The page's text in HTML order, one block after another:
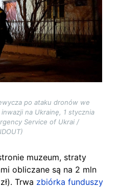
po ataku dronów we
na Ukrainę, 1 stycznia
Service of Ukrai /
muzeum, straty
obliczane są na 2 mln
Trwa zbiórka funduszy